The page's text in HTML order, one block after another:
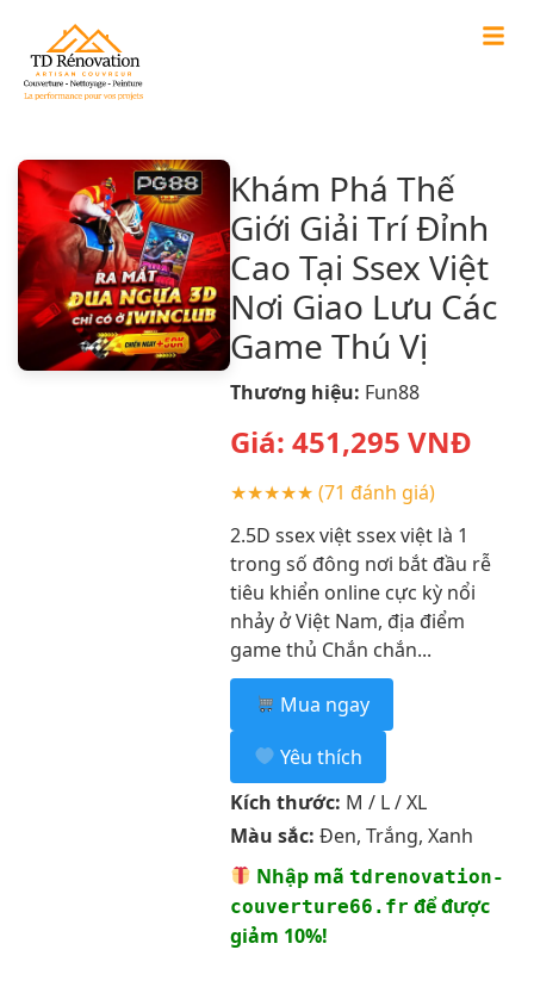
Khám Phá Thế
Giới Giải Trí Đỉnh
Cao Tại Ssex Việt
Nơi Giao Lưu Các
Game Thú Vị
Thương hiệu: Fun88
Giá: 451,295 VNĐ
★★★★★ (71 đánh giá)
2.5D ssex việt ssex việt là 1
trong số đông nơi bắt đầu rễ
tiêu khiển online cực kỳ nổi
nhảy ở Việt Nam, địa điểm
game thủ Chắn chắn...
Mua ngay
Yêu thích
Kích thước: M / L / XL
Màu sắc: Đen, Trắng, Xanh
Nhập mã tdrenovation-
couverture66.fr để được
giảm 10%!